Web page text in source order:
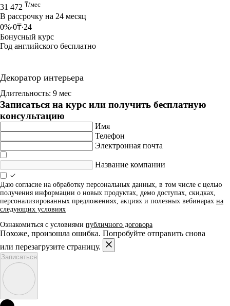
31 472 ₸/мес
В рассрочку на 24 месяц
0%∙0₸∙24
Бонусный курс
Год английского бесплатно
Декоратор интерьера
Длительность: 9 мес
Записаться на курс или получить бесплатную
консультацию
Имя
Телефон
Электронная почта
Название компании
Даю согласие на обработку персональных данных, в том числе с целью
получения информации о новых продуктах, демо доступах, скидках,
персонализированных предложениях, акциях и полезных вебинарах на
следующих условиях
Ознакомиться с условиями публичного договора
Похоже, произошла ошибка. Попробуйте отправить снова
или перезагрузите страницу.
Записаться